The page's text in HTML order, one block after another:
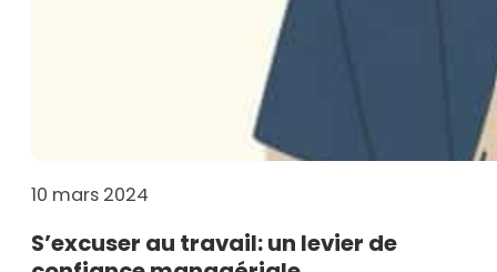
10 mars 2024
S’excuser au travail: un levier de